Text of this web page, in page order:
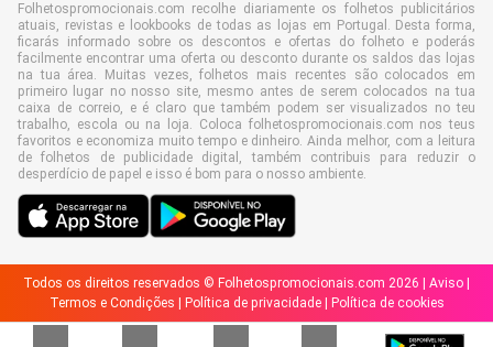
Folhetospromocionais.com recolhe diariamente os folhetos publicitários
atuais, revistas e lookbooks de todas as lojas em Portugal. Desta forma,
ficarás informado sobre os descontos e ofertas do folheto e poderás
facilmente encontrar uma oferta ou desconto durante os saldos das lojas
na tua área. Muitas vezes, folhetos mais recentes são colocados em
primeiro lugar no nosso site, mesmo antes de serem colocados na tua
caixa de correio, e é claro que também podem ser visualizados no teu
trabalho, escola ou na loja. Coloca folhetospromocionais.com nos teus
favoritos e economiza muito tempo e dinheiro. Ainda melhor, com a leitura
de folhetos de publicidade digital, também contribuis para reduzir o
desperdício de papel e isso é bom para o nosso ambiente.
Todos os direitos reservados © Folhetospromocionais.com 2026 | Aviso
Termos e Condições
Política de privacidade| Política de cookies